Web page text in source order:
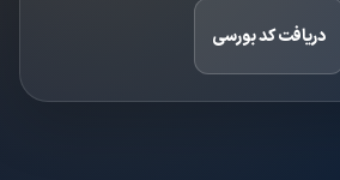
دریافت کد بورسی